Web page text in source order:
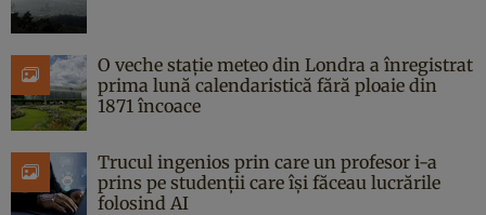
O veche stație meteo din Londra a înregistrat
prima lună calendaristică fără ploaie din
1871 încoace
Trucul ingenios prin care un profesor i-a
prins pe studenții care își făceau lucrările
folosind AI